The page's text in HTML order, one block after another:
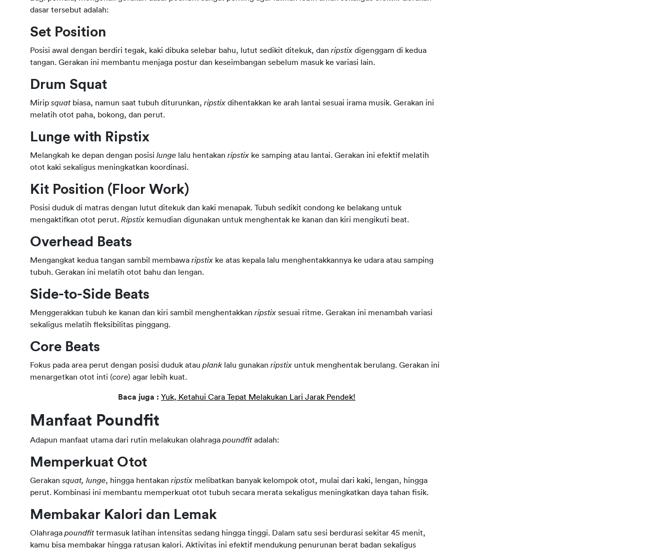
dasar tersebut adalah:
Set Position
Posisi awal dengan berdiri tegak, kaki dibuka selebar bahu, lutut sedikit ditekuk, dan ripstix digenggam di kedua
tangan. Gerakan ini membantu menjaga postur dan keseimbangan sebelum masuk ke variasi lain.
Drum Squat
Mirip squat biasa, namun saat tubuh diturunkan, ripstix dihentakkan ke arah lantai sesuai irama musik. Gerakan ini
melatih otot paha, bokong, dan perut.
Lunge with Ripstix
Melangkah ke depan dengan posisi lunge lalu hentakan ripstix ke samping atau lantai. Gerakan ini efektif melatih
otot kaki sekaligus meningkatkan koordinasi.
Kit Position (Floor Work)
Posisi duduk di matras dengan lutut ditekuk dan kaki menapak. Tubuh sedikit condong ke belakang untuk
mengaktifkan otot perut. Ripstix kemudian digunakan untuk menghentak ke kanan dan kiri mengikuti beat.
Overhead Beats
Mengangkat kedua tangan sambil membawa ripstix ke atas kepala lalu menghentakkannya ke udara atau samping
tubuh. Gerakan ini melatih otot bahu dan lengan.
Side-to-Side Beats
Menggerakkan tubuh ke kanan dan kiri sambil menghentakkan ripstix sesuai ritme. Gerakan ini menambah variasi
sekaligus melatih fleksibilitas pinggang.
Core Beats
Fokus pada area perut dengan posisi duduk atau plank lalu gunakan ripstix untuk menghentak berulang. Gerakan ini
menargetkan otot inti (core) agar lebih kuat.
Baca juga : Yuk, Ketahui Cara Tepat Melakukan Lari Jarak Pendek!
Manfaat Poundfit
Adapun manfaat utama dari rutin melakukan olahraga poundfit adalah:
Memperkuat Otot
Gerakan squat, lunge, hingga hentakan ripstix melibatkan banyak kelompok otot, mulai dari kaki, lengan, hingga
perut. Kombinasi ini membantu memperkuat otot tubuh secara merata sekaligus meningkatkan daya tahan fisik.
Membakar Kalori dan Lemak
Olahraga poundfit termasuk latihan intensitas sedang hingga tinggi. Dalam satu sesi berdurasi sekitar 45 menit,
kamu bisa membakar hingga ratusan kalori. Aktivitas ini efektif mendukung penurunan berat badan sekaligus